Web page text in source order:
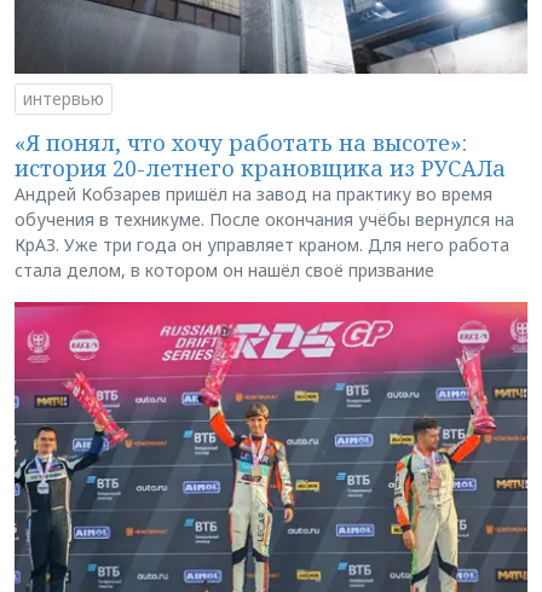
интервью
«Я понял, что хочу работать на высоте»:
история 20-летнего крановщика из РУСАЛа
Андрей Кобзарев пришёл на завод на практику во время
обучения в техникуме. После окончания учёбы вернулся на
КрАЗ. Уже три года он управляет краном. Для него работа
стала делом, в котором он нашёл своё призвание